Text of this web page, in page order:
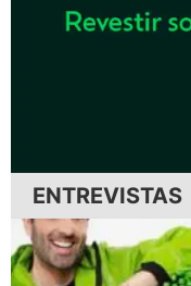
ENTREVISTAS